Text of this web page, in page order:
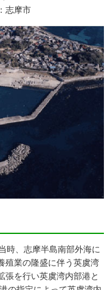
志摩市
時、志摩半島南部外海に
殖業の隆盛に伴う英虞湾
張を行い英虞湾内部港と